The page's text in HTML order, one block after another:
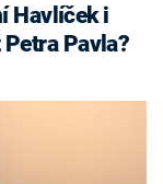
Pavla?